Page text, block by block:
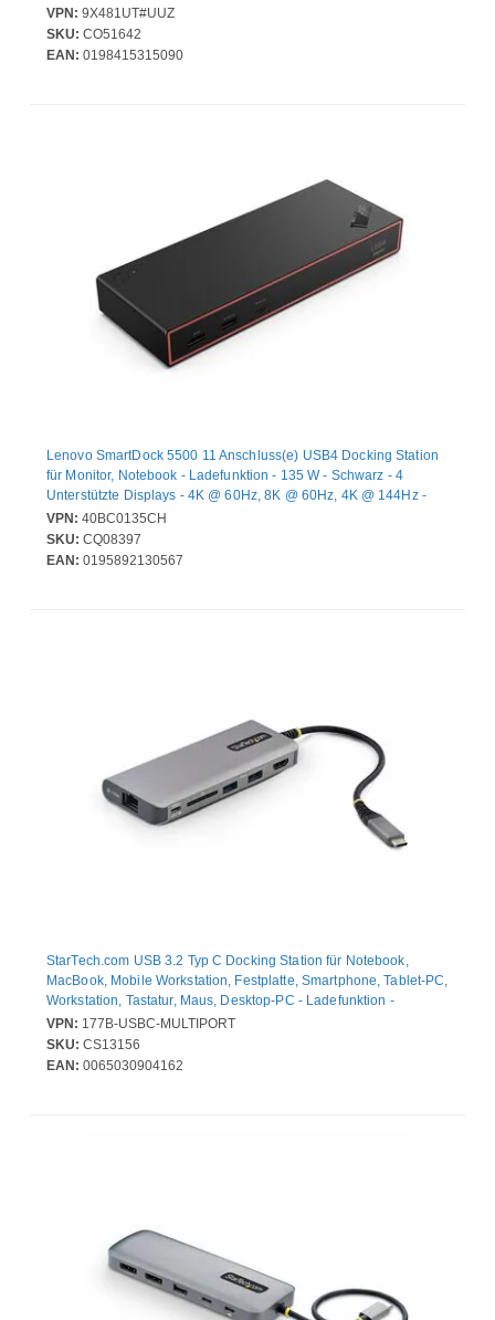
USB Typ C - 1 x RJ-45-Anschlüsse - Netzwerk (RJ-45) - 1 x
HDMI-Anschlüsse - HDMI - 2 x DisplayPorts - DisplayPort -
Thunderbolt - 1 x Thunderbolt 4 Ports - Kabelgebundenes - 2.5
VPN: 9X481UT#UUZ
SKU: CO51642
EAN: 0198415315090
Lenovo SmartDock 5500 11 Anschluss(e) USB4 Docking Station
für Monitor, Notebook - Ladefunktion - 135 W - Schwarz - 4
Unterstützte Displays - 4K @ 60Hz, 8K @ 60Hz, 4K @ 144Hz -
3840 x 2160, 7680 x 4320 - 7 x USB-Anschlüsse - 4 x USB Typ-A-
Anschlüsse - USB Typ-A - 2 x USB Typ-C-Anschlüsse - USB Typ C
- 1 x RJ-45-Anschlüsse - Netzwerk (RJ-45) - 1 x HDMI-
VPN: 40BC0135CH
SKU: CQ08397
EAN: 0195892130567
StarTech.com USB 3.2 Typ C Docking Station für Notebook,
MacBook, Mobile Workstation, Festplatte, Smartphone, Tablet-PC,
Workstation, Tastatur, Maus, Desktop-PC - Ladefunktion -
Speicherkartenleser - SD, SDHC, SDXC - Grau - Desktop - 1
Unterstützte Displays - 4K @ 60Hz, 4K - 3840 x 2160 - 3 x USB-
Anschlüsse - 2 x USB Typ-A-Anschlüsse - USB Typ-A - 1 x USB
VPN: 177B-USBC-MULTIPORT
SKU: CS13156
EAN: 0065030904162